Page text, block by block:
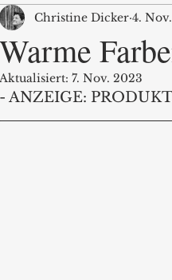
ANZEIGE Intro
Warme
Christine Dicker 4.
Aktualisiert: 7. Nov. 2023
- ANZEIGE: